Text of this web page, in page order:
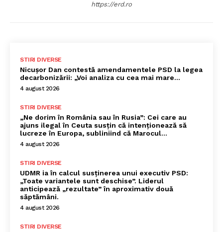
https://erd.ro
STIRI DIVERSE
Nicușor Dan contestă amendamentele PSD la legea
decarbonizării: „Voi analiza cu cea mai mare…
4 august 2026
STIRI DIVERSE
„Ne dorim în România sau în Rusia”: Cei care au
ajuns ilegal în Ceuta susțin că intenționează să
lucreze în Europa, subliniind că Marocul...
4 august 2026
STIRI DIVERSE
UDMR ia în calcul susținerea unui executiv PSD:
„Toate variantele sunt deschise”. Liderul
anticipează „rezultate” în aproximativ două
săptămâni.
4 august 2026
STIRI DIVERSE